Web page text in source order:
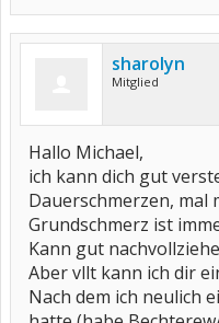
sharolyn
Mitglied
Hallo Michael,
ich kann dich gut
Dauerschmerzen, mal
Grundschmerz ist
Kann gut
Aber vllt kann ich dir
Nach dem ich neulich